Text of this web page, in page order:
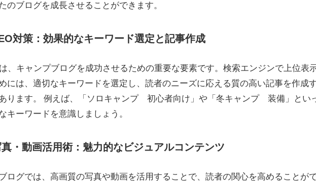
のブログを成長させることができます。
対策：効果的なキーワード選定と記事作成
、キャンプブログを成功させるための重要な要素です。検索エンジンで上位表
には、適切なキーワードを選定し、読者のニーズに応える質の高い記事を作成
ります。 例えば、「ソロキャンプ 初心者向け」や「冬キャンプ 装備」とい
キーワードを意識しましょう。
・動画活用術：魅力的なビジュアルコンテンツ
ログでは、高画質の写真や動画を活用することで、読者の関心を高めることが